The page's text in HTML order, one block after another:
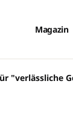
Magazin
"verlässliche